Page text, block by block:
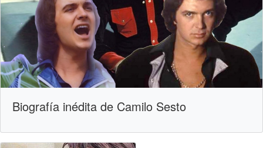
Biografía inédita de Camilo Sesto